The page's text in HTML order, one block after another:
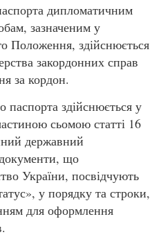
дипломатичним
зазначеним у
Положення, здійснюється
закордонних справ
за кордон.
здійснюється у
сьомою статті 16
державний
що
України, посвідчують
у порядку та строки,
для оформлення